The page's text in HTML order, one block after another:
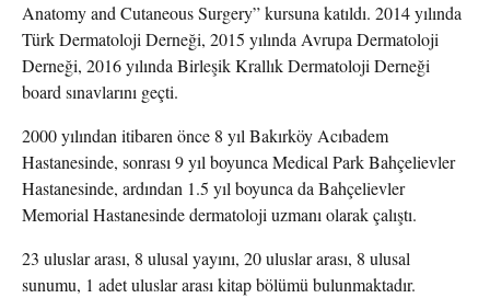
Anatomy and Cutaneous Surgery” kursuna katıldı. 2014 yılında
Türk Dermatoloji Derneği, 2015 yılında Avrupa Dermatoloji
Derneği, 2016 yılında Birleşik Krallık Dermatoloji Derneği
board sınavlarını geçti.
2000 yılından itibaren önce 8 yıl Bakırköy Acıbadem
Hastanesinde, sonrası 9 yıl boyunca Medical Park Bahçelievler
Hastanesinde, ardından 1.5 yıl boyunca da Bahçelievler
Memorial Hastanesinde dermatoloji uzmanı olarak çalıştı.
23 uluslar arası, 8 ulusal yayını, 20 uluslar arası, 8 ulusal
sunumu, 1 adet uluslar arası kitap bölümü bulunmaktadır.